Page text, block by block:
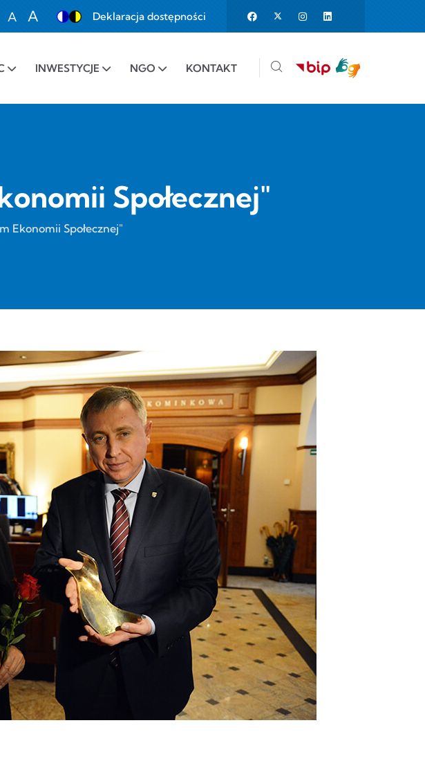
font size to 100%
A
A
Deklaracja dostępności
INWESTYCJE NGO KONTAKT
Społecznej"
Ekonomii Społecznej"